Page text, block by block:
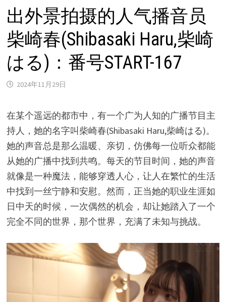
出外景拍摄的人气播音员
柴崎春(Shibasaki Haru,柴崎
はる)：番号START-167
2024年11月29日
在某个遥远的都市中，有一个广为人知的广播节目主
持人，她的名字叫柴崎春(Shibasaki Haru,柴崎はる)。
她的声音总是那么温暖、亲切，仿佛每一位听众都能
从她的广播中找到共鸣。每天的节目时间，她的声音
就像是一种魔法，能够穿透人心，让人在繁忙的生活
中找到一丝宁静和安慰。然而，正当她的职业生涯如
日中天的时候，一次偶然的机会，却让她踏入了一个
完全不同的世界，那个世界，充满了未知与挑战。